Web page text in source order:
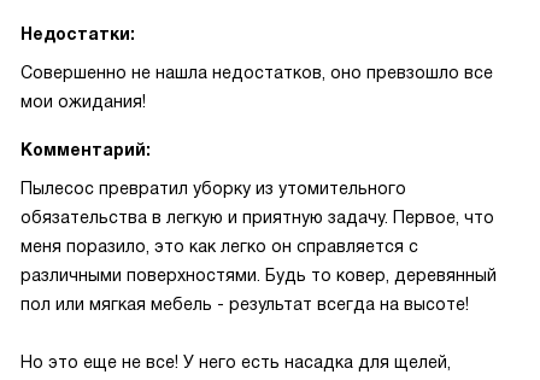
Недостатки:
Совершенно не нашла недостатков, оно превзошло все
мои ожидания!
Комментарий:
Пылесос превратил уборку из утомительного
обязательства в легкую и приятную задачу. Первое, что
меня поразило, это как легко он справляется с
различными поверхностями. Будь то ковер, деревянный
пол или мягкая мебель - результат всегда на высоте!
Но это еще не все! У него есть насадка для щелей,